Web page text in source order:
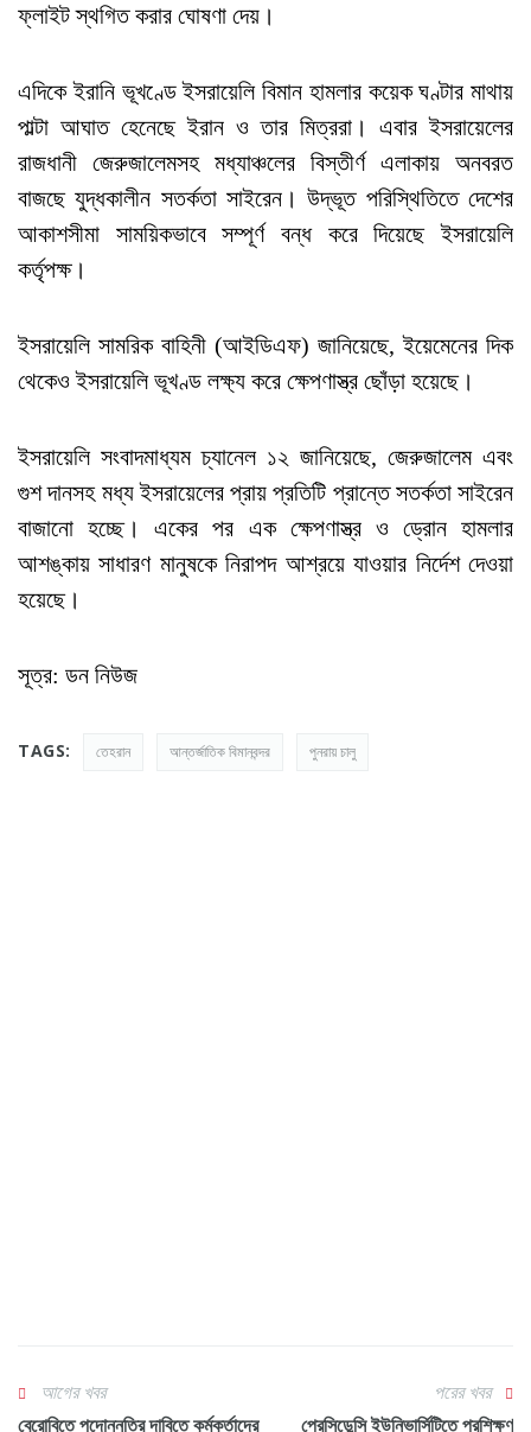
ফ্লাইট স্থগিত করার ঘোষণা দেয়।
এদিকে ইরানি ভূখণ্ডে ইসরায়েলি বিমান হামলার কয়েক ঘণ্টার মাথায়
পাল্টা আঘাত হেনেছে ইরান ও তার মিত্ররা। এবার ইসরায়েলের
রাজধানী জেরুজালেমসহ মধ্যাঞ্চলের বিস্তীর্ণ এলাকায় অনবরত
বাজছে যুদ্ধকালীন সতর্কতা সাইরেন। উদ্ভূত পরিস্থিতিতে দেশের
আকাশসীমা সাময়িকভাবে সম্পূর্ণ বন্ধ করে দিয়েছে ইসরায়েলি
কর্তৃপক্ষ।
ইসরায়েলি সামরিক বাহিনী (আইডিএফ) জানিয়েছে, ইয়েমেনের দিক
থেকেও ইসরায়েলি ভূখণ্ড লক্ষ্য করে ক্ষেপণাস্ত্র ছোঁড়া হয়েছে।
ইসরায়েলি সংবাদমাধ্যম চ্যানেল ১২ জানিয়েছে, জেরুজালেম এবং
গুশ দানসহ মধ্য ইসরায়েলের প্রায় প্রতিটি প্রান্তে সতর্কতা সাইরেন
বাজানো হচ্ছে। একের পর এক ক্ষেপণাস্ত্র ও ড্রোন হামলার
আশঙ্কায় সাধারণ মানুষকে নিরাপদ আশ্রয়ে যাওয়ার নির্দেশ দেওয়া
হয়েছে।
সূত্র: ডন নিউজ
TAGS: তেহরান আন্তর্জাতিক বিমানবন্দর পুনরায় চালু
আগের খবর
বেরোবিতে পদোন্নতির দাবিতে কর্মকর্তাদের
পরের খবর
প্রেসিডেন্সি ইউনিভার্সিটিতে প্রশিক্ষণ